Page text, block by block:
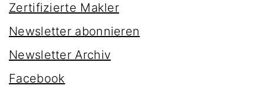
Zertifizierte Makler
Newsletter abonnieren
Newsletter Archiv
Facebook